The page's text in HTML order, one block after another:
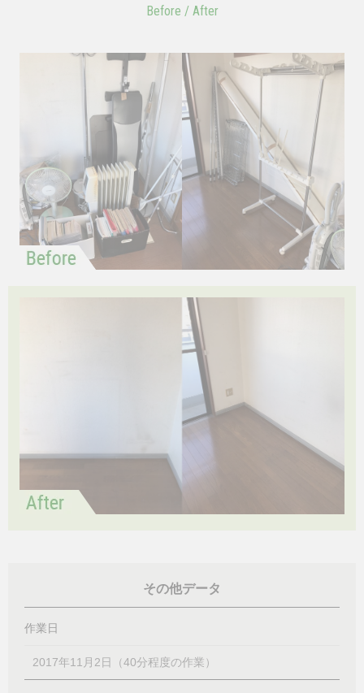
Before / After
その他データ
作業日
2017年11月2日（40分程度の作業）